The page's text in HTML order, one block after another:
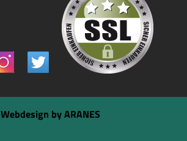
Webdesign by ARANES